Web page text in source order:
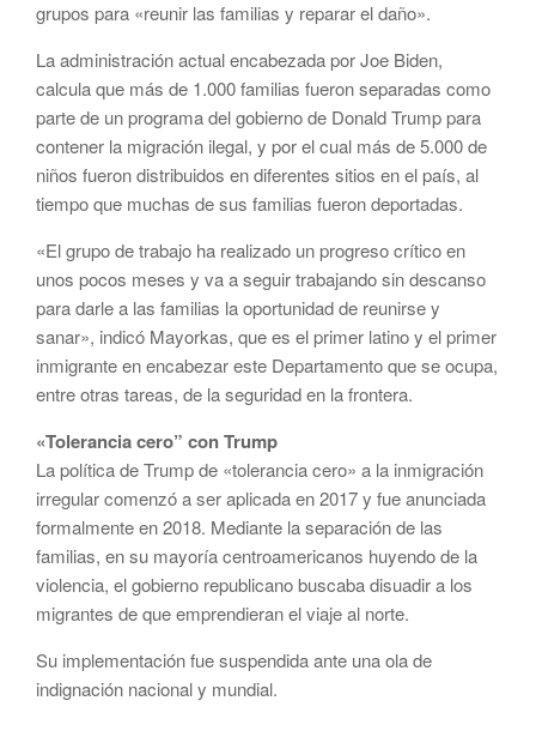
grupos para «reunir las familias y reparar el daño».
La administración actual encabezada por Joe Biden,
calcula que más de 1.000 familias fueron separadas como
parte de un programa del gobierno de Donald Trump para
contener la migración ilegal, y por el cual más de 5.000 de
niños fueron distribuidos en diferentes sitios en el país, al
tiempo que muchas de sus familias fueron deportadas.
«El grupo de trabajo ha realizado un progreso crítico en
unos pocos meses y va a seguir trabajando sin descanso
para darle a las familias la oportunidad de reunirse y
sanar», indicó Mayorkas, que es el primer latino y el primer
inmigrante en encabezar este Departamento que se ocupa,
entre otras tareas, de la seguridad en la frontera.
«Tolerancia cero” con Trump
La política de Trump de «tolerancia cero» a la inmigración
irregular comenzó a ser aplicada en 2017 y fue anunciada
formalmente en 2018. Mediante la separación de las
familias, en su mayoría centroamericanos huyendo de la
violencia, el gobierno republicano buscaba disuadir a los
migrantes de que emprendieran el viaje al norte.
Su implementación fue suspendida ante una ola de
indignación nacional y mundial.